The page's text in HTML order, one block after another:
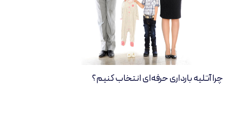
چرا آتلیه بارداری حرفه‌ای انتخاب کنیم؟